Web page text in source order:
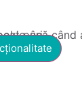
de cookie-uri.